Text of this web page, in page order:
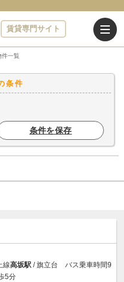
賃貸専門サイト
件一覧
条件
条件を保存
線高坂駅 / 旗立台 バス乗車時間9
5分